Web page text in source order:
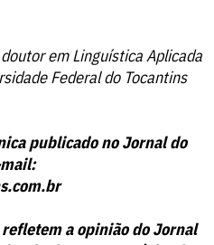
em Linguística Aplicada
Federal do Tocantins
publicado no Jornal do
a opinião do Jornal